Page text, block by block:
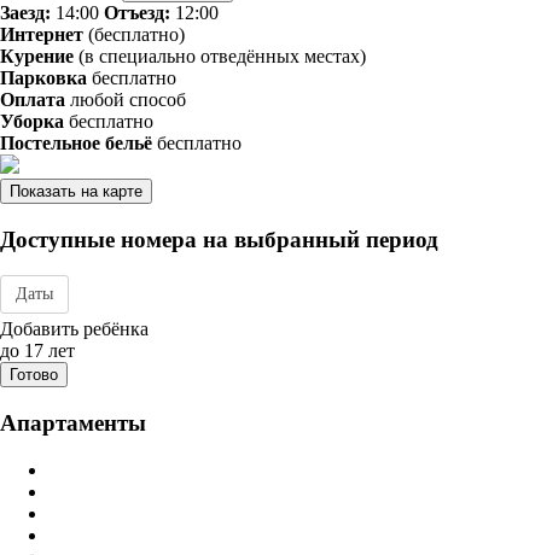
Заезд: 14:00 Отъезд: 12:00
Интернет (бесплатно)
Курение (в специально отведённых местах)
Парковка бесплатно
Оплата любой способ
Уборка бесплатно
Постельное бельё бесплатно
Показать на карте
Доступные номера на выбранный период
Даты
Дата заезда - отъезда
Добавить ребёнка
до 17 лет
Готово
Апартаменты